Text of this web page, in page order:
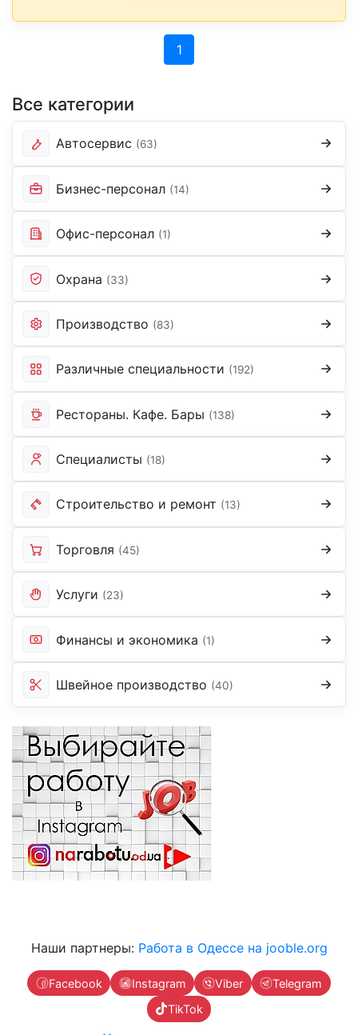
Все категории
Автосервис (63)
Бизнес-персонал (14)
Офис-персонал (1)
Охрана (33)
Производство (83)
Различные специальности (192)
Рестораны. Кафе. Бары (138)
Специалисты (18)
Строительство и ремонт (13)
Торговля (45)
Услуги (23)
Финансы и экономика (1)
Швейное производство (40)
1(current)
Наши партнеры: Работа в Одессе на jooble.org
Facebook Instagram Viber
Telegram
TikTok